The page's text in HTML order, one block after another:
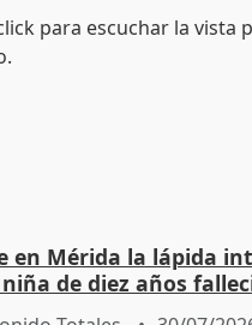
en Mérida la lápida
de diez años
d.C.